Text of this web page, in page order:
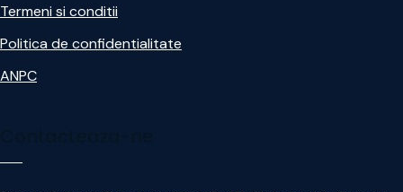
Termeni si conditii
Politica de confidentialitate
ANPC